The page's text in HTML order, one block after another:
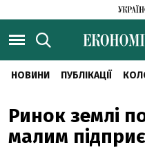
НОВИНИ ПУБЛІКАЦІЇ
Ринок землі
малим